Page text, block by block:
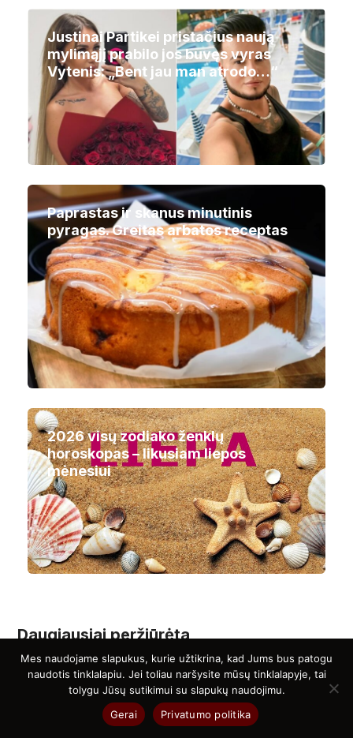
Justinai Partikei pristačius naują
mylimąjį prabilo jos buvęs vyras
Vytenis: „Bent jau man atrodo…“
Paprastas ir skanus minutinis
pyragas. Greitas arbatos receptas
2026 visų zodiako ženklų
horoskopas – likusiam liepos
mėnesiui
Daugiausiai peržiūrėta
„Snieguolė” yra mano šeimos mėgstamiausios
kopūstų salotos! Negaliu sugalvoti nieko skanesnio
Mes naudojame slapukus, kurie užtikrina, kad Jums bus patogu
naudotis tinklalapiu. Jei toliau naršysite mūsų tinklalapyje, tai
tolygu Jūsų sutikimui su slapukų naudojimu.
Gerai
Privatumo politika